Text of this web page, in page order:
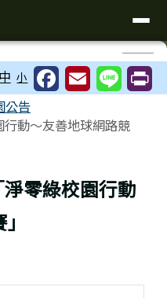
⏸
中 小
公告
動～友善地球網路競
零綠校園行動